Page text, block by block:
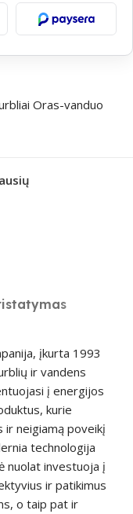
Oras-vanduo
įkurta 1993
ir vandens
į energijos
kurie
ir neigiamą poveikį
technologija
nuolat investuoja į
ir patikimus
o taip pat ir